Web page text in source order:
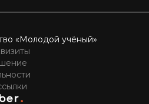
«Молодой учёный»